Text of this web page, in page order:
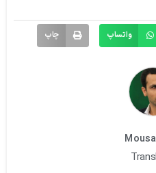
واتساپ چاپ